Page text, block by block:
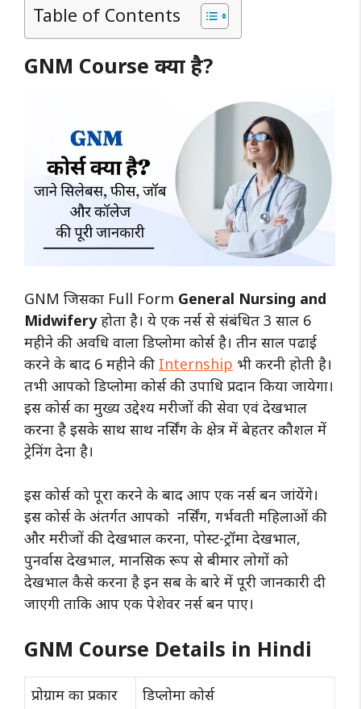
Table of Contents
GNM Course क्या है?
GNM जिसका Full Form General Nursing and
Midwiferyहोता है। ये एक नर्स से संबंधित 3 साल 6
महीने की अवधि वाला डिप्लोमा कोर्स है। तीन साल पढाई
करने के बाद 6 महीने की Internship भी करनी होती है।
तभी आपको डिप्लोमा कोर्स की उपाधि प्रदान किया जायेगा।
इस कोर्स का मुख्य उद्देश्य मरीजों की सेवा एवं देखभाल
करना है इसके साथ साथ नर्सिंग के क्षेत्र में बेहतर कौशल में
ट्रेनिंग देना है।
इस कोर्स को पूरा करने के बाद आप एक नर्स बन जांयेंगे।
इस कोर्स के अंतर्गत आपको नर्सिंग, गर्भवती महिलाओं की
और मरीजों की देखभाल करना, पोस्ट-ट्रॉमा देखभाल,
पुनर्वास देखभाल, मानसिक रूप से बीमार लोगों को
देखभाल कैसे करना है इन सब के बारे में पूरी जानकारी दी
जाएगी ताकि आप एक पेशेवर नर्स बन पाए।
GNM Course Details in Hindi
प्रोग्राम का प्रकार
डिप्लोमा कोर्स